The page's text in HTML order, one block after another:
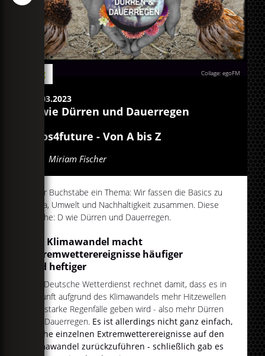
Collage: egoFM
Blog
17.03.2023
D wie Dürren und Dauerregen
egos4future - Von A bis Z
Miriam Fischer
Jeder Buchstabe ein Thema: Wir fassen die Basics zu
Klima, Umwelt und Nachhaltigkeit zusammen. Diese
Woche: D wie Dürren und Dauerregen.
Der Klimawandel macht
Extremwetterereignisse häufiger
und heftiger
Der Deutsche Wetterdienst rechnet damit, dass es in
Zukunft aufgrund des Klimawandels mehr Hitzewellen
und starke Regenfälle geben wird - also mehr Dürren
und Dauerregen. Es ist allerdings nicht ganz einfach,
solche einzelnen Extremwetterereignisse auf den
Klimawandel zurückzuführen - schließlich gab es